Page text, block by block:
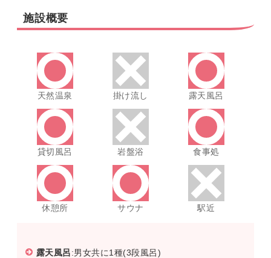
施設概要
天然温泉 掛け流し 露天風呂
貸切風呂 岩盤浴 食事処
休憩所 サウナ 駅近
露天風呂:男女共に1種(3段風呂)